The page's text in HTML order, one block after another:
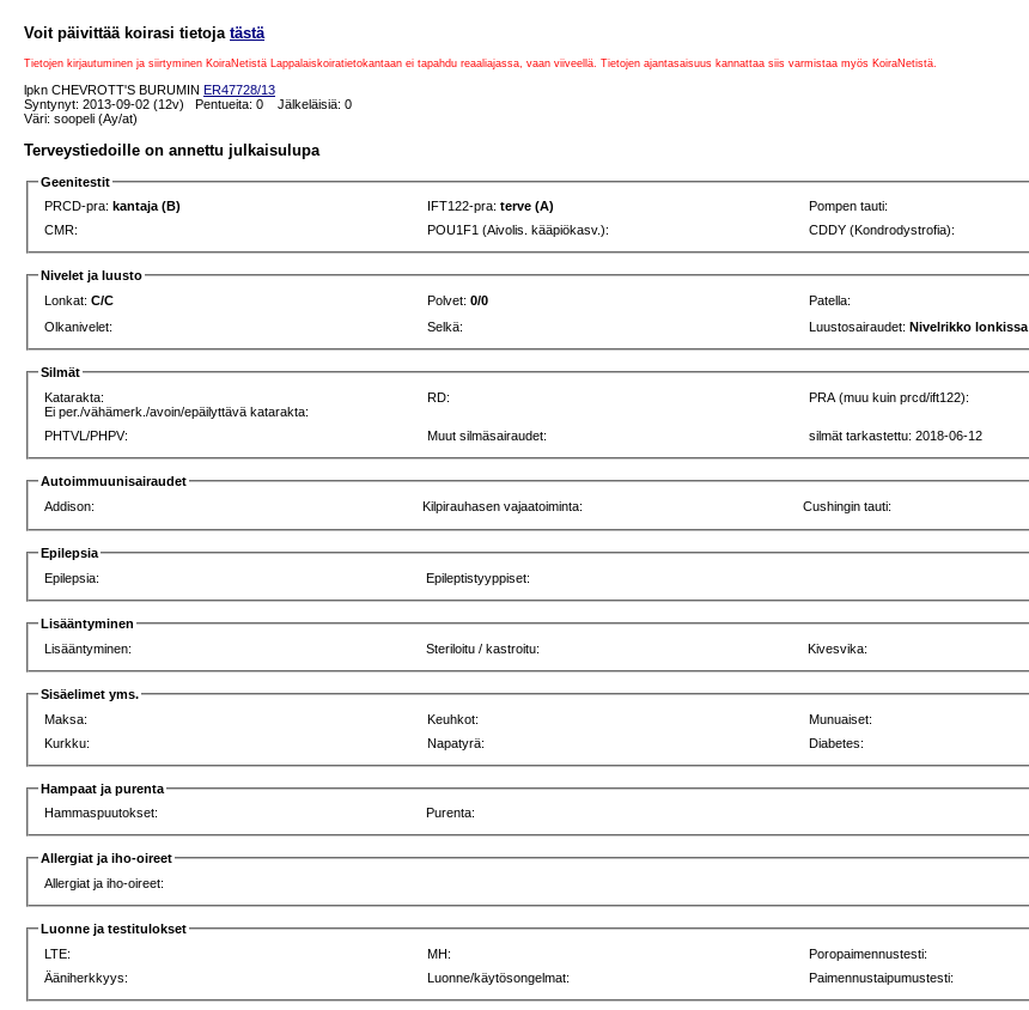
Voit päivittää koirasi tietoja tästä
Tietojen kirjautuminen ja siirtyminen KoiraNetistä Lappalaiskoiratietokantaan ei tapahdu reaaliajassa, vaan viiveellä. Tietojen ajantasaisuus kannattaa siis varmistaa myös KoiraNetistä.
lpkn CHEVROTT'S BURUMIN ER47728/13
Syntynyt: 2013-09-02 (12v) Pentueita: 0 Jälkeläisiä: 0
Väri: soopeli (Ay/at)
Terveystiedoille on annettu julkaisulupa
Geenitestit
PRCD-pra: kantaja (B) IFT122-pra:terve (A) Pompen tauti:
CMR:
POU1F1 (Aivolis. kääpiökasv.): CDDY (Kondrodystrofia):
Nivelet ja luusto
Lonkat:C/C Polvet:0/0 Patella:
Olkanivelet:
Selkä: Luustosairaudet:Nivelrikko lonkissa
Silmät
Katarakta:
Ei per./vähämerk./avoin/epäilyttävä katarakta:
RD: PRA (muu kuin prcd/ift122):
PHTVL/PHPV: Muut silmäsairaudet: silmät tarkastettu: 2018-06-12
Autoimmuunisairaudet
Addison:
Kilpirauhasen vajaatoiminta: Cushingin tauti:
Epilepsia
Epilepsia:
Epileptistyyppiset:
Lisääntyminen
Lisääntyminen:
Steriloitu / kastroitu: Kivesvika:
Sisäelimet yms.
Maksa:
Keuhkot: Munuaiset:
Kurkku:
Napatyrä: Diabetes:
Hampaat ja purenta
Hammaspuutokset:
Purenta:
Allergiat ja iho-oireet
Allergiat ja iho-oireet:
Luonne ja testitulokset
LTE:
MH: Poropaimennustesti:
Ääniherkkyys:
Luonne/käytösongelmat: Paimennustaipumustesti: